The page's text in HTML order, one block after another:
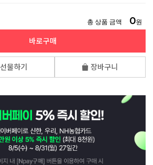
총 상품 금액 0원
바로구매
선물하기 장바구니